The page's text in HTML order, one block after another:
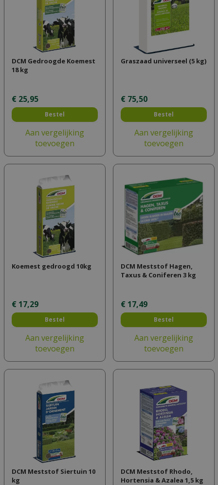
DCM Gedroogde Koemest
18 kg
€ 25,95
Bestel
Aan vergelijking
toevoegen
Graszaad universeel (5 kg)
€ 75,50
Bestel
Aan vergelijking
toevoegen
Koemest gedroogd 10kg
€ 17,29
Bestel
Aan vergelijking
toevoegen
DCM Meststof Hagen,
Taxus & Coniferen 3 kg
€ 17,49
Bestel
Aan vergelijking
toevoegen
DCM Meststof Siertuin 10
kg
DCM Meststof Rhodo,
Hortensia & Azalea 1,5 kg